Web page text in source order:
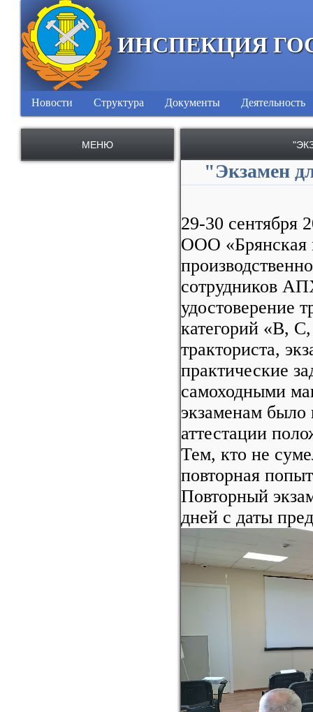
ИНСПЕКЦИЯ
Новости Структура Документы Деятельность
МЕНЮ
"Экзамен
29-30 сентября
ООО «Брянская
сотрудников
удостоверение
категорий «В,
тракториста,
практические
самоходными
экзаменам было
аттестации
Тем, кто не
повторная
Повторный
дней с даты